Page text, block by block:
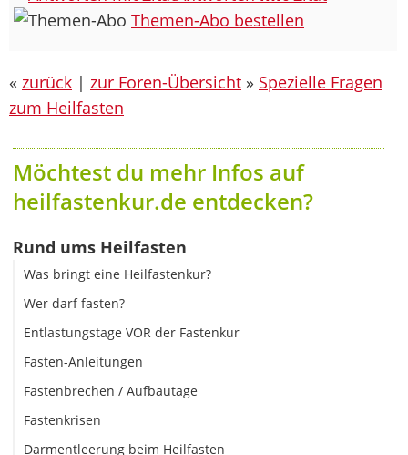
Themen-Abo bestellen
« zurück | zur Foren-Übersicht » Spezielle Fragen
zum Heilfasten
Möchtest du mehr Infos auf
heilfastenkur.de entdecken?
Rund ums Heilfasten
Was bringt eine Heilfastenkur?
Wer darf fasten?
Entlastungstage VOR der Fastenkur
Fasten-Anleitungen
Fastenbrechen / Aufbautage
Fastenkrisen
Darmentleerung beim Heilfasten